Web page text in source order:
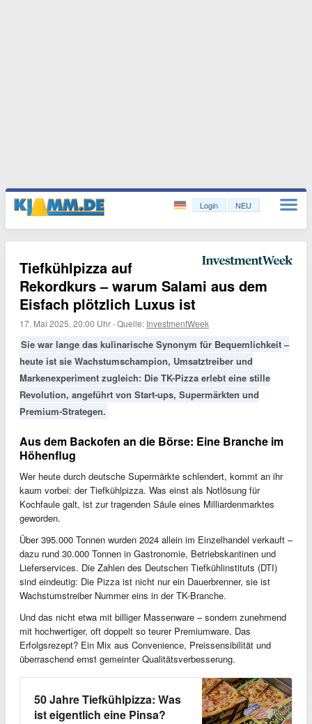
Login NEU
Tiefkühlpizza auf
Rekordkurs – warum Salami aus dem
Eisfach plötzlich Luxus ist
17. Mai 2025, 20:00 Uhr ·Quelle: InvestmentWeek
Sie war lange das kulinarische Synonym für Bequemlichkeit –
heute ist sie Wachstumschampion, Umsatztreiber und
Markenexperiment zugleich: Die TK-Pizza erlebt eine stille
Revolution, angeführt von Start-ups, Supermärkten und
Premium-Strategen.
Aus dem Backofen an die Börse: Eine Branche im
Höhenflug
Wer heute durch deutsche Supermärkte schlendert, kommt an ihr
kaum vorbei: der Tiefkühlpizza. Was einst als Notlösung für
Kochfaule galt, ist zur tragenden Säule eines Milliardenmarktes
geworden.
Über 395.000 Tonnen wurden 2024 allein im Einzelhandel verkauft –
dazu rund 30.000 Tonnen in Gastronomie, Betriebskantinen und
Lieferservices. Die Zahlen des Deutschen Tiefkühlinstituts (DTI)
sind eindeutig: Die Pizza ist nicht nur ein Dauerbrenner, sie ist
Wachstumstreiber Nummer eins in der TK-Branche.
Und das nicht etwa mit billiger Massenware – sondern zunehmend
mit hochwertiger, oft doppelt so teurer Premiumware. Das
Erfolgsrezept? Ein Mix aus Convenience, Preissensibilität und
überraschend ernst gemeinter Qualitätsverbesserung.
50 Jahre Tiefkühlpizza: Was
ist eigentlich eine Pinsa?